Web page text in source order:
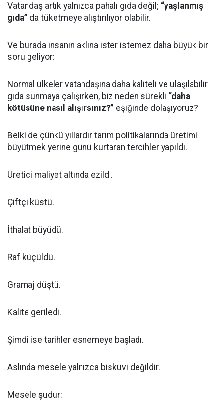
Vatandaş artık yalnızca pahalı gıda değil; “yaşlanmış
gıda” da tüketmeye alıştırılıyor olabilir.
Ve burada insanın aklına ister istemez daha büyük bir
soru geliyor:
Normal ülkeler vatandaşına daha kaliteli ve ulaşılabilir
gıda sunmaya çalışırken, biz neden sürekli “daha
kötüsüne nasıl alışırsınız?” eşiğinde dolaşıyoruz?
Belki de çünkü yıllardır tarım politikalarında üretimi
büyütmek yerine günü kurtaran tercihler yapıldı.
Üretici maliyet altında ezildi.
Çiftçi küstü.
İthalat büyüdü.
Raf küçüldü.
Gramaj düştü.
Kalite geriledi.
Şimdi ise tarihler esnemeye başladı.
Aslında mesele yalnızca bisküvi değildir.
Mesele şudur: